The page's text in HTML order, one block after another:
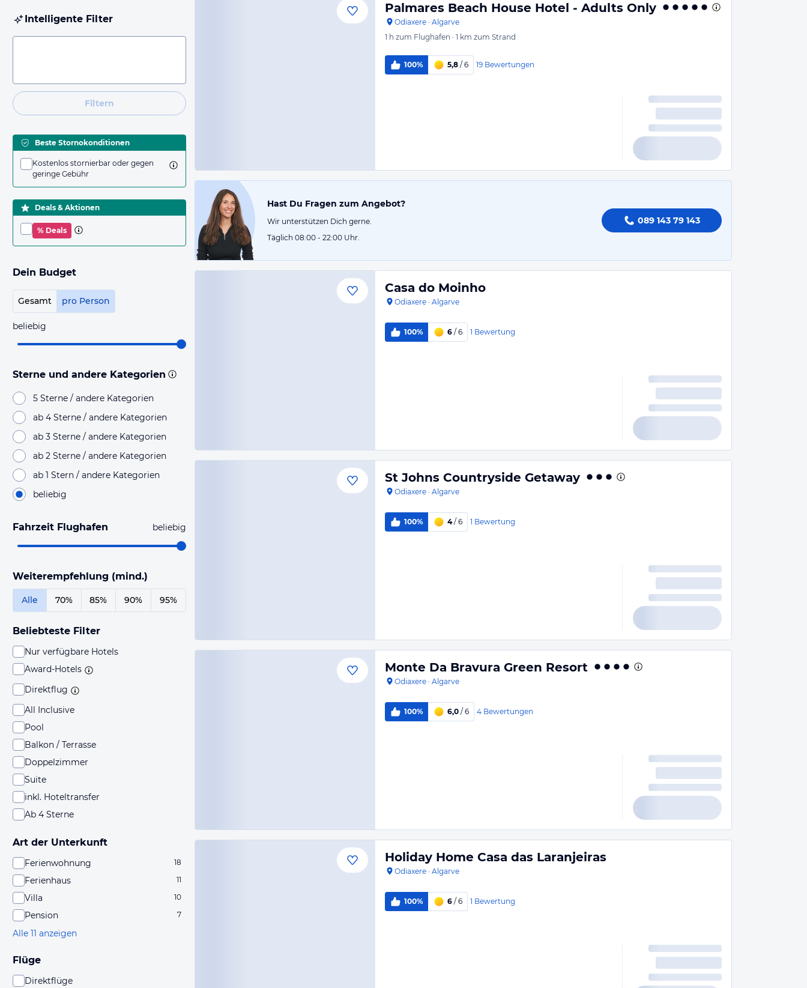
Intelligente Filter
Filtern
Beste Stornokonditionen
Kostenlos stornierbar oder gegen
geringe Gebühr
Deals & Aktionen
% Deals
Dein Budget
Gesamt pro Person
beliebig
Sterne und andere Kategorien
5 Sterne / andere Kategorien
ab 4 Sterne / andere Kategorien
ab 3 Sterne / andere Kategorien
ab 2 Sterne / andere Kategorien
ab 1 Stern / andere Kategorien
beliebig
Fahrzeit Flughafen beliebig
Weiterempfehlung (mind.)
Alle 70% 85% 90% 95%
Beliebteste Filter
Nur verfügbare Hotels
Award-Hotels
Direktflug
All Inclusive
Pool
Balkon / Terrasse
Doppelzimmer
Suite
inkl. Hoteltransfer
Ab 4 Sterne
Art der Unterkunft
Ferienwohnung 18
Ferienhaus 11
Villa 10
Pension 7
Alle 11 anzeigen
Flüge
Direktflüge
Palmares Beach House Hotel - Adults Only
Odiaxere · Algarve
1 h zum Flughafen · 1 km zum Strand
100% 5,8 / 6 19 Bewertungen
Hast Du Fragen zum Angebot?
Wir unterstützen Dich gerne.
Täglich 08:00 - 22:00 Uhr.
089 143 79 143
Casa do Moinho
Odiaxere · Algarve
100% 6 / 6 1 Bewertung
St Johns Countryside Getaway
Odiaxere · Algarve
100% 4/ 6 1 Bewertung
Monte Da Bravura Green Resort
Odiaxere · Algarve
100% 6,0 / 6 4 Bewertungen
Holiday Home Casa das Laranjeiras
Odiaxere · Algarve
100% 6 / 6 1 Bewertung